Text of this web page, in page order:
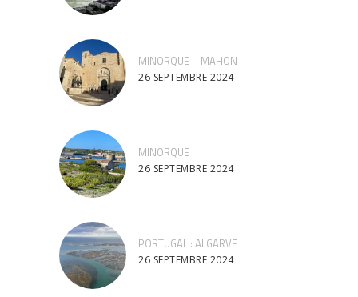
MINORQUE – MAHON
26 SEPTEMBRE 2024
MINORQUE
26 SEPTEMBRE 2024
PORTUGAL : ALGARVE
26 SEPTEMBRE 2024